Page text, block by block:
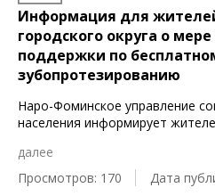
Информация для
городского округа о
поддержки по
зубопротезированию
Наро-Фоминское управление
населения информирует
далее
Просмотров: 170
Дата